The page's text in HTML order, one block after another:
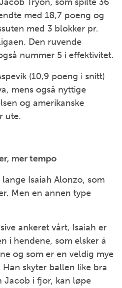
med 18,7 poeng og
med 3 blokker pr.
Den ruvende
nummer 5 i effektivitet.
(10,9 poeng i snitt)
mens også nyttige
og amerikanske
ute.
mer tempo
Isaiah Alonzo, som
Men en annen type
ankeret vårt, Isaiah er
i hendene, som elsker å
og som er en veldig mye
skyter ballen like bra
Jacob i fjor, kan løpe